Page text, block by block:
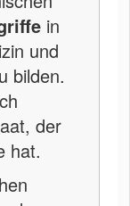
in
und
bilden.
der
hat.